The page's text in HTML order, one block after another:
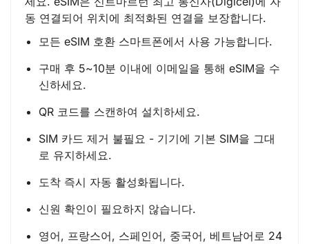
동 연결되어 위치에 최적화된 연결을 보장합니다.
모든 eSIM 호환 스마트폰에서 사용 가능합니다.
구매 후 5~10분 이내에 이메일을 통해 eSIM을 수
신하세요.
QR 코드를 스캔하여 설치하세요.
SIM 카드 제거 불필요 - 기기에 기본 SIM을 그대
로 유지하세요.
도착 즉시 자동 활성화됩니다.
신원 확인이 필요하지 않습니다.
영어, 프랑스어, 스페인어, 중국어, 베트남어로 24